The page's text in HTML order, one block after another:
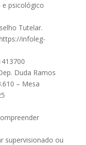
psicológico
Tutelar.
infoleg-
Duda Ramos
– Mesa
supervisionado ou